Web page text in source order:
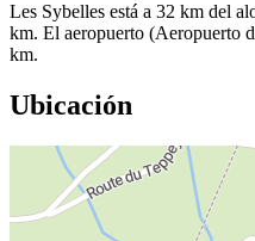
Les Sybelles está a 32 km del
km. El aeropuerto (Aeropuerto
km.
Ubicación